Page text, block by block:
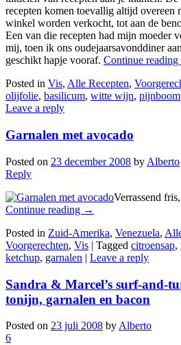
recepten komen toevallig altijd overeen
winkel worden verkocht, tot aan de
Een van die recepten had mijn moeder
mij, toen ik ons oudejaarsavonddiner
geschikt hapje vooraf. Continue reading
Posted in Vis, Alle Recepten,
olijfolie, basilicum, witte wijn,
Leave a reply
Garnalen met avocado
Posted on 23 december 2008 by Alberto
Reply
Verrassend
Continue reading →
Posted in Zuid-Amerika, Venezuela,
Voorgerechten, Vis | Tagged citroensap,
ketchup, garnalen | Leave a reply
Sandra & Marcel’s surf-and-
tonijn, garnalen en bacon
Posted on 23 juli 2008 by Alberto
6